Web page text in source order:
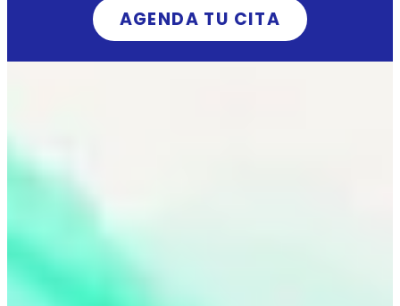
AGENDA TU CITA